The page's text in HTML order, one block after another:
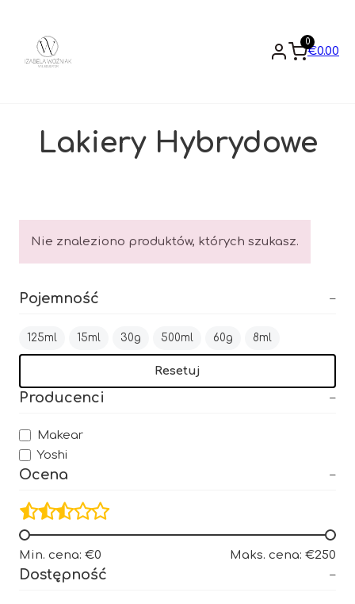
0
€0.00
Lakiery Hybrydowe
Nie znaleziono produktów, których szukasz.
Pojemność
125ml 15ml 30g 500ml 60g 8ml
Resetuj
Producenci
Makear
Yoshi
Ocena
Min. cena: €0 Maks. cena: €250
Dostępność